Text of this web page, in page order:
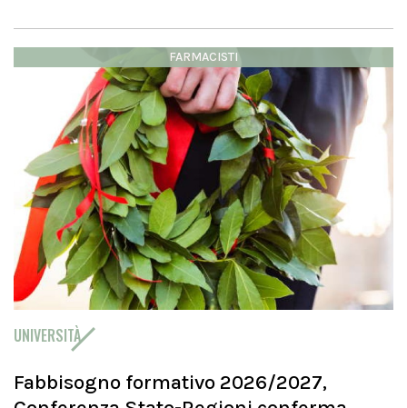
FARMACISTI
UNIVERSITÀ
Fabbisogno formativo 2026/2027,